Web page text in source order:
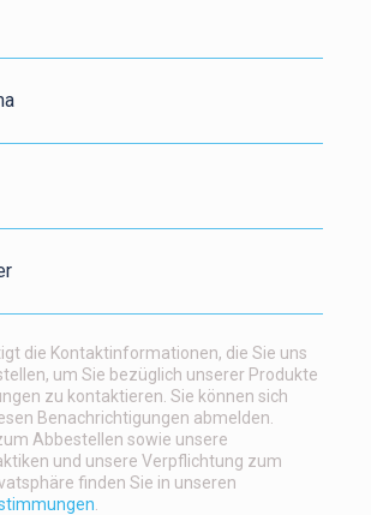
die Kontaktinformationen, die Sie uns
um Sie bezüglich unserer Produkte
zu kontaktieren. Sie können sich
Benachrichtigungen abmelden.
Abbestellen sowie unsere
und unsere Verpflichtung zum
finden Sie in unseren